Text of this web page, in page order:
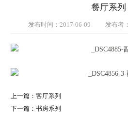
餐厅系列
发布时间： 2017-06-09 发布者：
上一篇：客厅系列
下一篇：书房系列